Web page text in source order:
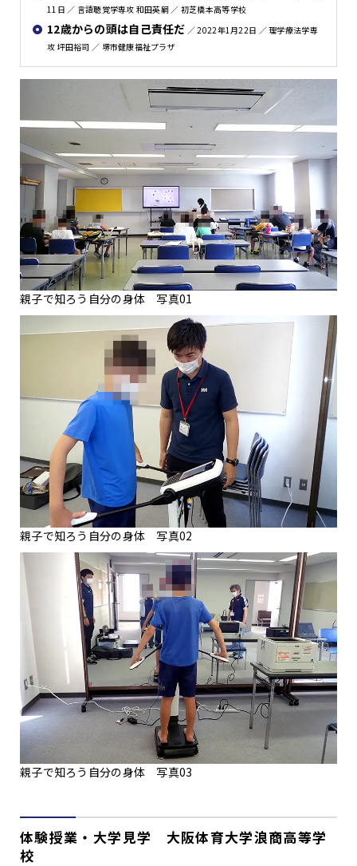
11日 ／ 言語聴覚学専攻 和田英嗣 ／ 初芝橋本高等学校
12歳からの頭は自己責任だ ／ 2022年1月22日 ／ 理学療法学専
攻 坪田裕司 ／ 堺市健康福祉プラザ
親子で知ろう自分の身体 写真01
親子で知ろう自分の身体 写真02
親子で知ろう自分の身体 写真03
体験授業・大学見学 大阪体育大学浪商高等学
校